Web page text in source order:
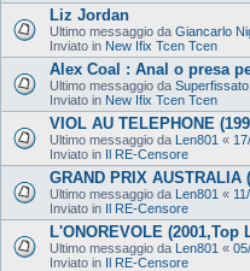
Liz Jordan
Ultimo messaggio da Giancarlo
Inviato in New Ifix Tcen Tcen
Alex Coal : Anal o presa
Ultimo messaggio da Superfissato
Inviato in New Ifix Tcen Tcen
VIOL AU TELEPHONE
Ultimo messaggio da Len801 «
Inviato in Il RE-Censore
GRAND PRIX AUSTRALIA
Ultimo messaggio da Len801 «
Inviato in Il RE-Censore
L'ONOREVOLE (2001,Top
Ultimo messaggio da Len801 «
Inviato in Il RE-Censore